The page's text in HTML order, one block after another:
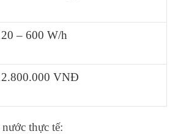
– 600 W/h
VNĐ
thực tế: